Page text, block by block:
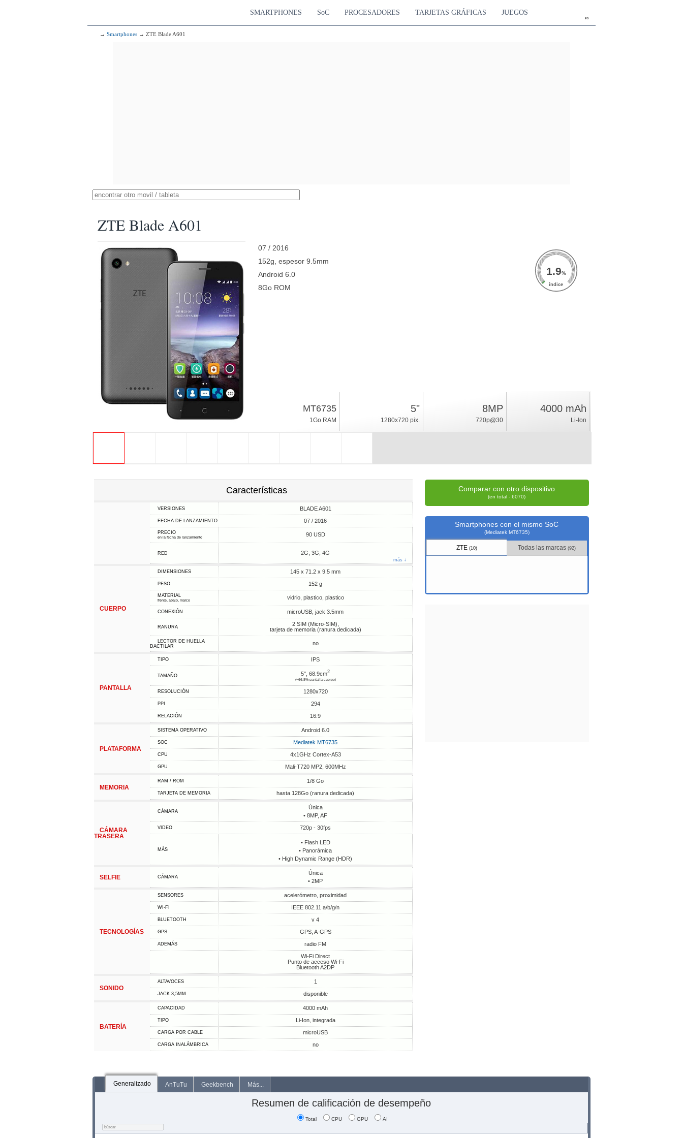
es
SMARTPHONES SoC PROCESADORES TARJETAS GRÁFICAS JUEGOS
→ Smartphones → ZTE Blade A601
ZTE Blade A601
07 / 2016
152g, espesor 9.5mm
Android 6.0
8Go ROM
1.9%
índice
MT6735
1Go RAM
5"
1280x720 pix.
8MP
720p@30
4000 mAh
Li-Ion
Características
VERSIONES BLADE A601
FECHA DE LANZAMIENTO 07 / 2016
PRECIO
en la fecha de lanzamiento 90 USD
RED 2G, 3G, 4G
más ↓
CUERPO
DIMENSIONES 145 x 71.2 x 9.5 mm
PESO 152 g
MATERIAL
frente, abajo, marco vidrio, plastico, plastico
CONEXIÓN microUSB, jack 3.5mm
RANURA
2 SIM (Micro-SIM),
tarjeta de memoria (ranura dedicada)
LECTOR DE HUELLA
DACTILAR
no
PANTALLA
TIPO IPS
TAMAÑO 5", 68.9cm2
(~66.8% pantalla-cuerpo)
RESOLUCIÓN 1280x720
PPI 294
RELACIÓN 16:9
PLATAFORMA
SISTEMA OPERATIVO Android 6.0
SOC Mediatek MT6735
CPU 4x1GHz Cortex-A53
GPU Mali-T720 MP2, 600MHz
MEMORIA
RAM / ROM 1/8 Go
TARJETA DE MEMORIA hasta 128Go (ranura dedicada)
CÁMARA
TRASERA
CÁMARA
Única
• 8MP, AF
VIDEO 720p - 30fps
MÁS
• Flash LED
• Panorámica
• High Dynamic Range (HDR)
SELFIE CÁMARA
Única
• 2MP
TECNOLOGÍAS
SENSORES acelerómetro, proximidad
WI-FI IEEE 802.11 a/b/g/n
BLUETOOTH v 4
GPS GPS, A-GPS
ADEMÁS
radio FM
Wi-Fi Direct
Punto de acceso Wi-Fi
Bluetooth A2DP
SONIDO
ALTAVOCES 1
JACK 3,5MM disponible
BATERÍA
CAPACIDAD 4000 mAh
TIPO Li-Ion, integrada
CARGA POR CABLE microUSB
CARGA INALÁMBRICA no
Comparar con otro dispositivo
(en total - 6070)
Smartphones con el mismo SoC
(Mediatek MT6735)
ZTE (10) Todas las marcas(92)
Generalizado AnTuTu Geekbench Más...
Resumen de calificación de desempeño
Total CPU GPU AI